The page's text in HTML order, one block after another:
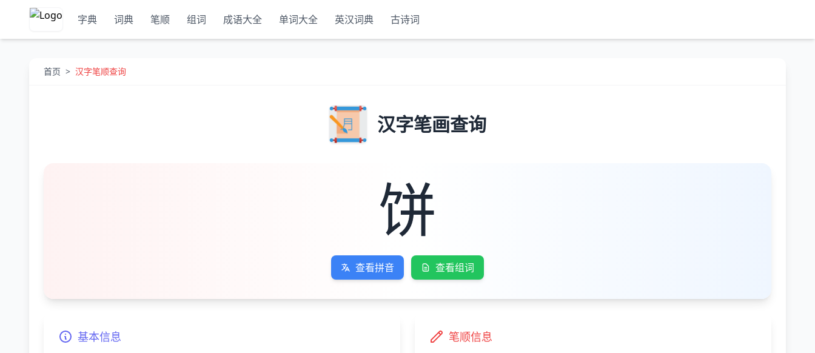
字典 词典 笔顺 组词 成语大全 单词大全 英汉词典 古诗词
首页 > 汉字笔顺查询
汉字笔画查询
饼
查看拼音 查看组词
基本信息 笔顺信息